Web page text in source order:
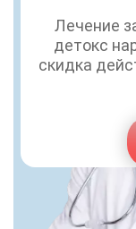
Лечение
детокс
скидка